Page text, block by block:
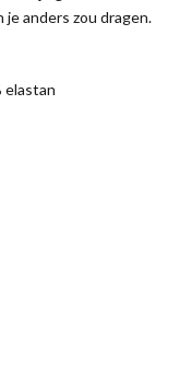
anders zou dragen.
elastan